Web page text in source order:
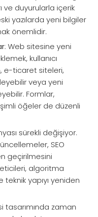
ve duyurularla içerik
yazılarda yeni bilgiler
önemlidir.
: Web sitesine yeni
kullanıcı
e-ticaret siteleri,
veya yeni
Formlar,
öğeler de düzenli
sürekli değişiyor.
SEO
geçirilmesini
algoritma
yapıyı yeniden
tasarımında zaman